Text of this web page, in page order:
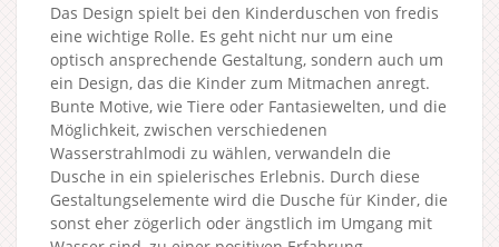
Das Design spielt bei den Kinderduschen von fredis
eine wichtige Rolle. Es geht nicht nur um eine
optisch ansprechende Gestaltung, sondern auch um
ein Design, das die Kinder zum Mitmachen anregt.
Bunte Motive, wie Tiere oder Fantasiewelten, und die
Möglichkeit, zwischen verschiedenen
Wasserstrahlmodi zu wählen, verwandeln die
Dusche in ein spielerisches Erlebnis. Durch diese
Gestaltungselemente wird die Dusche für Kinder, die
sonst eher zögerlich oder ängstlich im Umgang mit